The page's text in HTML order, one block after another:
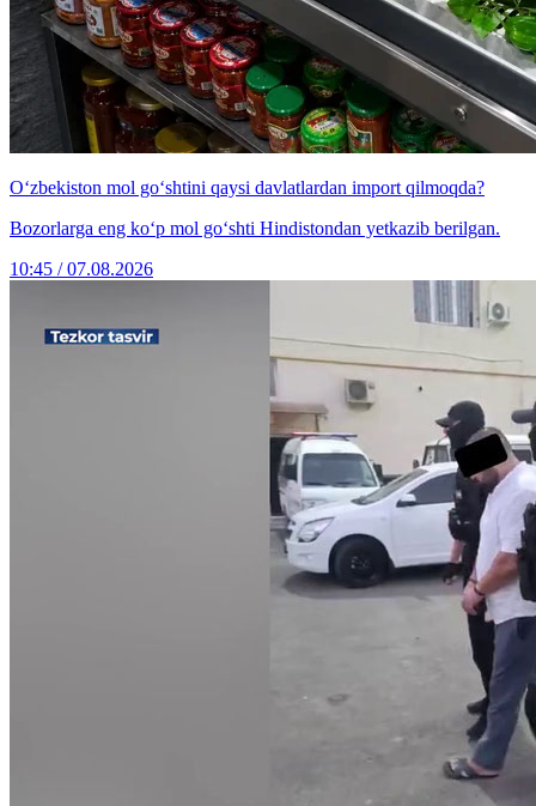
O‘zbekiston mol go‘shtini qaysi davlatlardan import qilmoqda?
Bozorlarga eng ko‘p mol go‘shti Hindistondan yetkazib berilgan.
10:45 / 07.08.2026